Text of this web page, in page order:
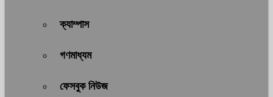
ক্যাম্পাস
গণমাধ্যম
ফেসবুক নিউজ